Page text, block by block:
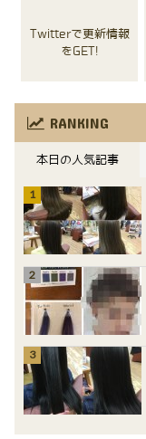
Twitterで更新情報
をGET!
RANKING
本日の人気記事